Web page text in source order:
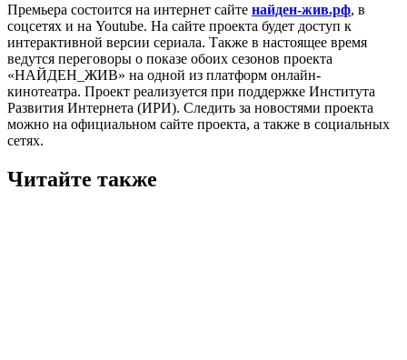
Премьера состоится на интернет сайте найден-жив.рф, в
соцсетях и на Youtube. На сайте проекта будет доступ к
интерактивной версии сериала. Также в настоящее время
ведутся переговоры о показе обоих сезонов проекта
«НАЙДЕН_ЖИВ» на одной из платформ онлайн-
кинотеатра. Проект реализуется при поддержке Института
Развития Интернета (ИРИ). Следить за новостями проекта
можно на официальном сайте проекта, а также в социальных
сетях.
Читайте также